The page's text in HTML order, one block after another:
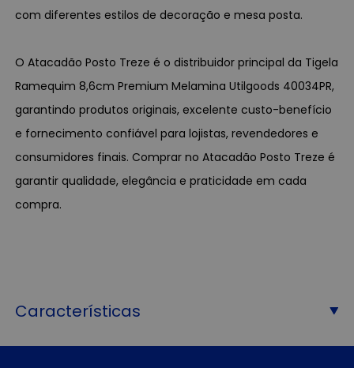
com diferentes estilos de decoração e mesa posta.
O Atacadão Posto Treze é o distribuidor principal da Tigela
Ramequim 8,6cm Premium Melamina Utilgoods 40034PR,
garantindo produtos originais, excelente custo-benefício
e fornecimento confiável para lojistas, revendedores e
consumidores finais. Comprar no Atacadão Posto Treze é
garantir qualidade, elegância e praticidade em cada
compra.
Características